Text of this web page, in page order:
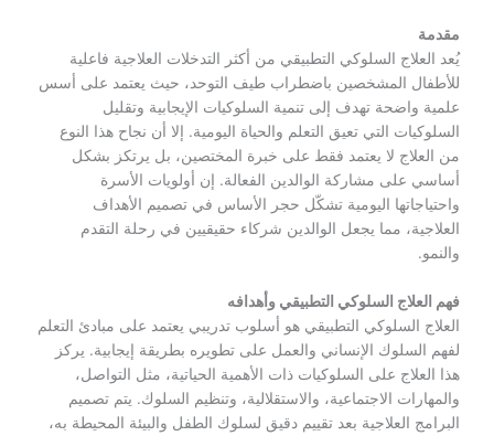
مقدمة
يُعد العلاج السلوكي التطبيقي من أكثر التدخلات العلاجية فاعلية
للأطفال المشخصين باضطراب طيف التوحد، حيث يعتمد على أسس
علمية واضحة تهدف إلى تنمية السلوكيات الإيجابية وتقليل
السلوكيات التي تعيق التعلم والحياة اليومية. إلا أن نجاح هذا النوع
من العلاج لا يعتمد فقط على خبرة المختصين، بل يرتكز بشكل
أساسي على مشاركة الوالدين الفعالة. إن أولويات الأسرة
واحتياجاتها اليومية تشكّل حجر الأساس في تصميم الأهداف
العلاجية، مما يجعل الوالدين شركاء حقيقيين في رحلة التقدم
والنمو.
فهم العلاج السلوكي التطبيقي وأهدافه
العلاج السلوكي التطبيقي هو أسلوب تدريبي يعتمد على مبادئ التعلم
لفهم السلوك الإنساني والعمل على تطويره بطريقة إيجابية. يركز
هذا العلاج على السلوكيات ذات الأهمية الحياتية، مثل التواصل،
والمهارات الاجتماعية، والاستقلالية، وتنظيم السلوك. يتم تصميم
البرامج العلاجية بعد تقييم دقيق لسلوك الطفل والبيئة المحيطة به،